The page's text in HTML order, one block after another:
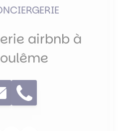
airbnb à